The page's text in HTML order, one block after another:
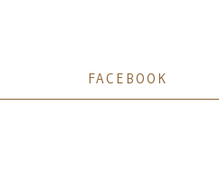
FACEBOOK